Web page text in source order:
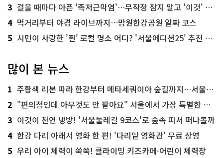
3 걸을 때마다 아픈 '족저근막염'…무작정 참지 말고 '이것' 해보세요!
4 먹거리부터 야경 라이브까지…망원한강공원 알짜 코스
5 시민이 사랑한 '찐' 로컬 명소 어디? '서울에디션25' 추천 코스
많이 본 뉴스
1 주황색 리본 따라 한강부터 메타세쿼이아 숲길까지…서울둘레길 15코스
2 "편의점인데 아무것도 안 팔아요" 서울에서 가장 특별한 편의점의 정체
3 이것이 천연 냉방! '서울둘레길 9코스'로 숲속 피서 떠나볼까
4 한강 다리 아래서 영화 한 편! '다리밑 영화관' 무료 상영
5 우리 아이 체력이 쑥쑥! 클라이밍 키즈카페·어린이 체력장